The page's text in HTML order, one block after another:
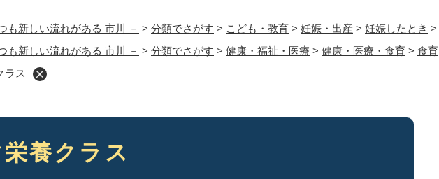
新しい流れがある 市川 － > 分類でさがす > こども・教育 > 妊娠・出産 > 妊娠したとき >
新しい流れがある 市川 － > 分類でさがす > 健康・福祉・医療 > 健康・医療・食育 > 食育
ラス
養クラス